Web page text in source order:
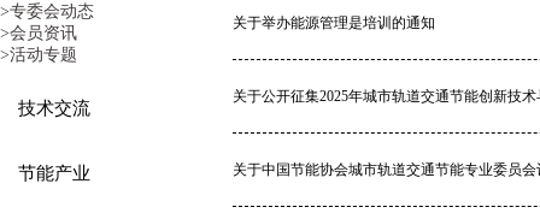
>专委会动态
>会员资讯
>活动专题
技术交流
节能产业
关于举办能源管理是培训的通知
关于公开征集2025年城市轨道交通节能创新技
关于中国节能协会城市轨道交通节能专业委员